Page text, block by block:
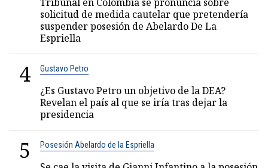
solicitud de medida cautelar que pretendería
suspender posesión de Abelardo De La
Espriella
4 Gustavo Petro
¿Es Gustavo Petro un objetivo de la DEA?
Revelan el país al que se iría tras dejar la
presidencia
5 Posesión Abelardo de la Espriella